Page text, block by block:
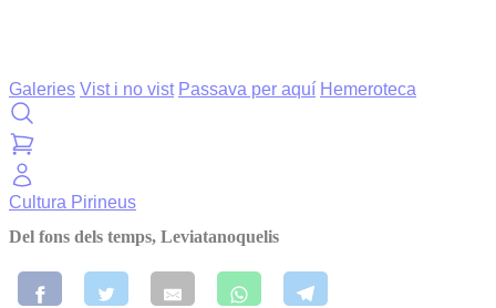
Galeries Vist i no vist Passava per aquí Hemeroteca
Cultura Pirineus
Del fons dels temps, Leviatanoquelis